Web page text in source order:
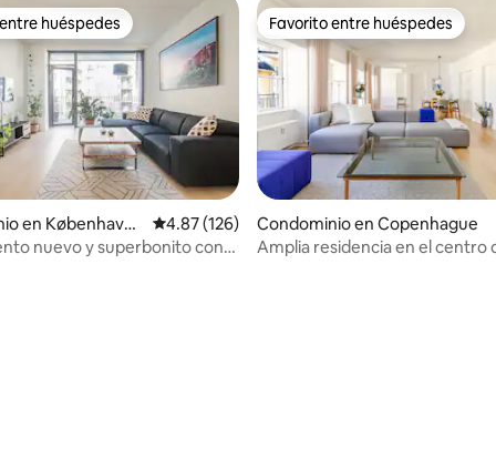
5 de 5; 22 evaluaciones
huéspedes
huéspedes
en København
Calificación promedio: 4.87 de 5; 126
4.87 (126)
nuevo y superbonito con
Favorito entre huéspedes
Favorito entre huéspedes
Condominio en Copenhague
Amplia residencia en el centro